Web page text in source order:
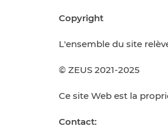
Copyright
L'ensemble du site
© ZEUS 2021-2025
Ce site Web est la
Contact: